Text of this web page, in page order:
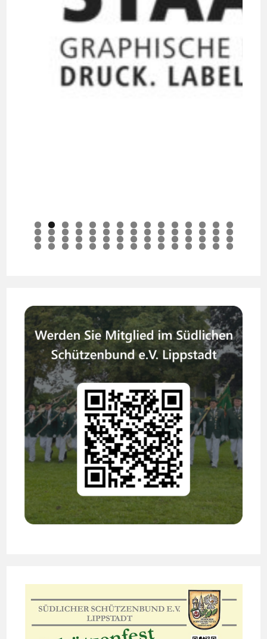
0 1 2 3 4 5
6 7 8 9 0 1 2 3 4 5 6 7 8 9 0
1 2 3 4 5 6 7 8 9 0 1 2 3 4 5
6 7 8 9 0 1 2 3 4 5 6 7 8 9 0